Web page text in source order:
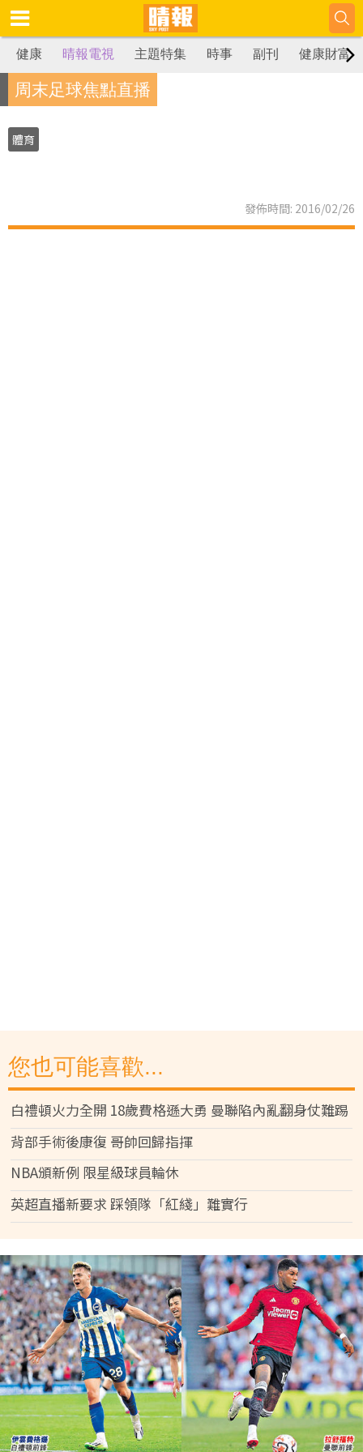
健康 晴報電視 主題特集 時事 副刊 健康財富
周末足球焦點直播
體育
發佈時間: 2016/02/26
您也可能喜歡...
白禮頓火力全開 18歲費格遜大勇 曼聯陷內亂翻身仗難踢
背部手術後康復 哥帥回歸指揮
NBA頒新例 限星級球員輪休
英超直播新要求 踩領隊「紅綫」難實行